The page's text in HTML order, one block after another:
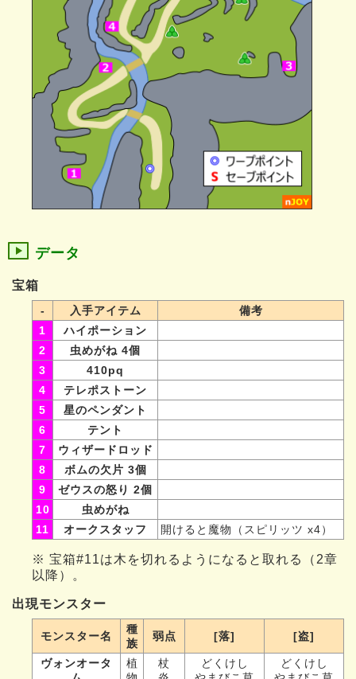
データ
宝箱
- 入手アイテム
備考
1
ハイポーション
2
虫めがね 4個
3
410pq
4
テレポストーン
5
星のペンダント
6
テント
7
ウィザードロッド
8
ボムの欠片 3個
9
ゼウスの怒り 2個
10
虫めがね
11
オークスタッフ 開けると魔物（スピリッツ x4）
※ 宝箱#11は木を切れるようになると取れる（2章
以降）。
出現モンスター
モンスター名
種
族
弱点 [落] [盗]
ヴォンオータ
植
杖
どくけし
どくけし